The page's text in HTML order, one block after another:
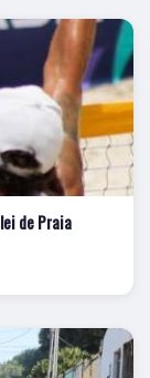
de Praia